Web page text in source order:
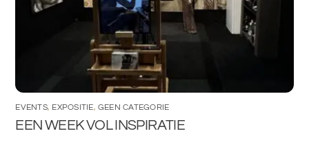
EVENTS, EXPOSITIE, GEEN CATEGORIE
EEN WEEK VOL INSPIRATIE